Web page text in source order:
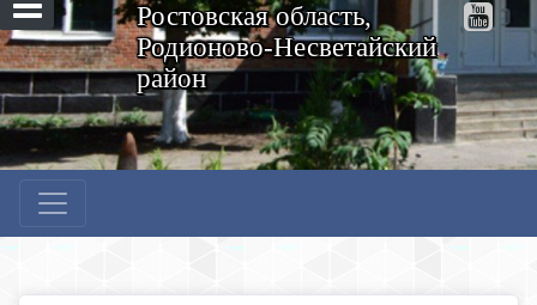
Ростовская область,
Родионово-Несветайский
район